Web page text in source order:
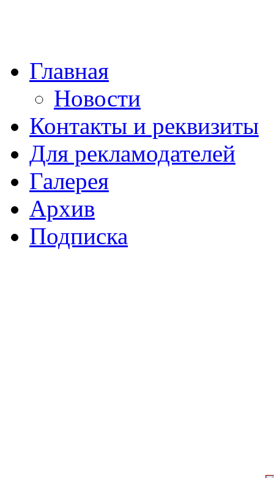
Главная
Новости
Контакты и реквизиты
Для рекламодателей
Галерея
Архив
Подписка